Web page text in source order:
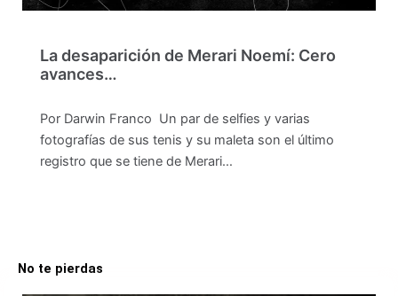
La desaparición de Merari Noemí: Cero
avances…
Por Darwin Franco Un par de selfies y varias
fotografías de sus tenis y su maleta son el último
registro que se tiene de Merari…
No te pierdas